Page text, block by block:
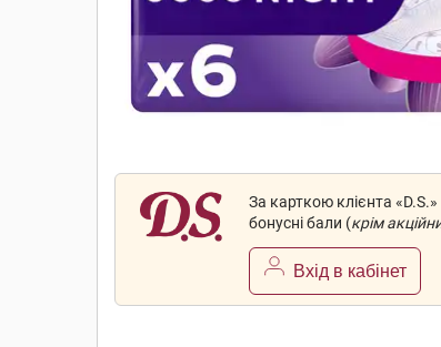
За карткою клієнта
бонусні бали (крім
Вхід в кабінет